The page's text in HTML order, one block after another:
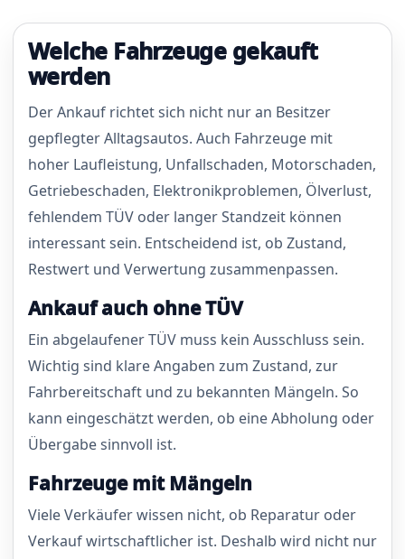
Welche Fahrzeuge gekauft
werden
Der Ankauf richtet sich nicht nur an Besitzer
gepflegter Alltagsautos. Auch Fahrzeuge mit
hoher Laufleistung, Unfallschaden, Motorschaden,
Getriebeschaden, Elektronikproblemen, Ölverlust,
fehlendem TÜV oder langer Standzeit können
interessant sein. Entscheidend ist, ob Zustand,
Restwert und Verwertung zusammenpassen.
Ankauf auch ohne TÜV
Ein abgelaufener TÜV muss kein Ausschluss sein.
Wichtig sind klare Angaben zum Zustand, zur
Fahrbereitschaft und zu bekannten Mängeln. So
kann eingeschätzt werden, ob eine Abholung oder
Übergabe sinnvoll ist.
Fahrzeuge mit Mängeln
Viele Verkäufer wissen nicht, ob Reparatur oder
Verkauf wirtschaftlicher ist. Deshalb wird nicht nur